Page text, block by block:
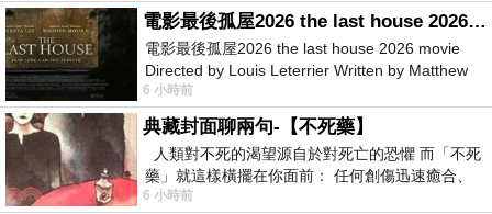
電影最後孤屋2026 the last house 2026 movie
電影最後孤屋2026 the last house 2026 movie
Directed by Louis Leterrier Written by Matthew
Robinson Starring Greta Lee Wa
6 小時前
典藏封面聊兩句-【不死藥】
人類對不死的渴望源自於對死亡的恐懼 而「不死
藥」就這樣橫擺在你面前： 任何創傷迅速癒合、
停止衰老、痛覺消失…堪
6 小時前